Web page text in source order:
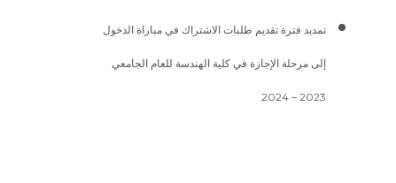
تمديد فترة تقديم طلبات الاشتراك في مباراة الدخول
إلى مرحلة الإجازة في كلية الهندسة للعام الجامعي
2023 – 2024